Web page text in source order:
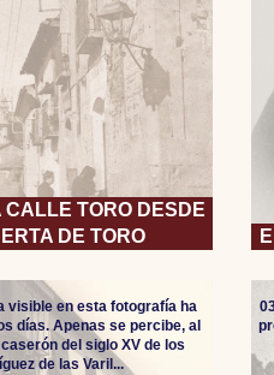
CALLE TORO DESDE
DE TORO
visible en esta fotografía ha
días. Apenas se percibe, al
del siglo XV de los
de las Varil...